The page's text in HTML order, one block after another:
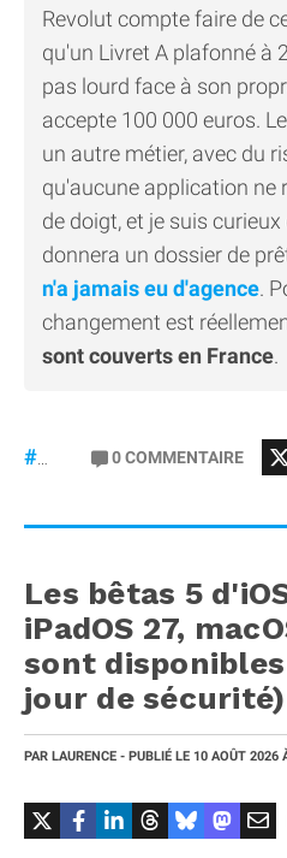
Revolut compte faire de
qu'un Livret A plafonné à
pas lourd face à son
accepte 100 000 euros.
un autre métier, avec du
qu'aucune application ne
de doigt, et je suis
donnera un dossier de
n'a jamais eu d'agence.
changement est
sont couverts en France.
#banque #Revolut
0COMMENTAIRE
Les bêtas 5
iPadOS 27,
sont
jour de sécurité)
PAR LAURENCE - PUBLIÉ LE 10 AOÛT 2026